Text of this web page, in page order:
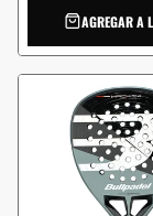
AGREGAR A